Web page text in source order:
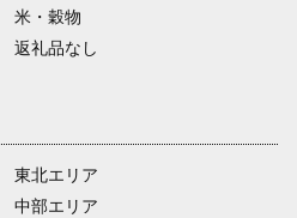
米・穀物
返礼品なし
東北エリア
中部エリア